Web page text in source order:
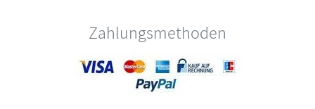
Zahlungsmethoden